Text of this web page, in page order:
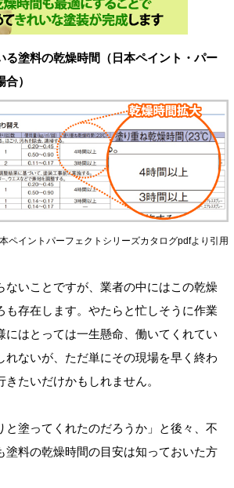
る塗料の乾燥時間（日本ペイント・パー
）
ペイントパーフェクトシリーズカタログpdfより引用
いことですが、業者の中にはこの乾燥
も存在します。やたらと忙しそうに作業
にはとっては一生懸命、働いてくれてい
れないが、ただ単にその現場を早く終わ
たいだけかもしれません。
塗ってくれたのだろうか」と後々、不
塗料の乾燥時間の目安は知っておいた方